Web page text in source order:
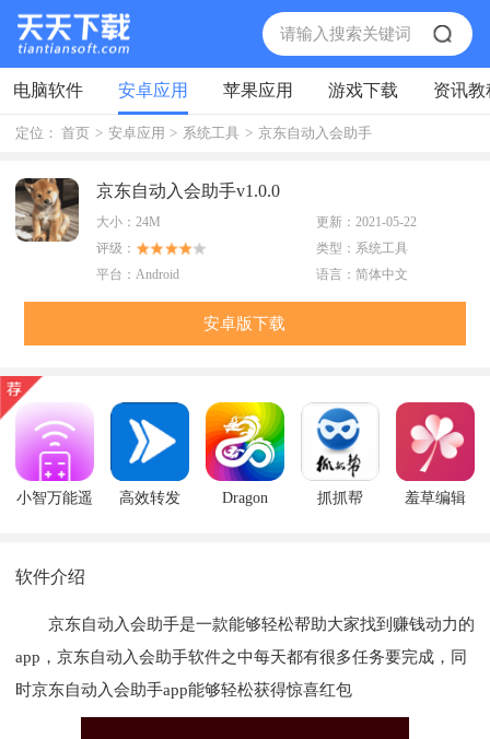
电脑软件 安卓应用 苹果应用 游戏下载 资讯教
定位： 首页 > 安卓应用 > 系统工具 > 京东自动入会助手
京东自动入会助手v1.0.0
大小： 24M 更新： 2021-05-22
评级：
类型： 系统工具
平台： Android 语言： 简体中文
安卓版下载
小智万能遥
高效转发
Dragon
抓抓帮 羞草编辑
软件介绍
京东自动入会助手是一款能够轻松帮助大家找到赚钱动力的
app，京东自动入会助手软件之中每天都有很多任务要完成，同
时京东自动入会助手app能够轻松获得惊喜红包